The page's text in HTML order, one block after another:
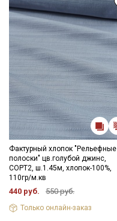
Фактурный хлопок "Рельефные
полоски" цв.голубой джинс,
СОРТ2, ш.1.45м, хлопок-100%,
110гр/м.кв
440 руб. 550 руб.
Только онлайн-заказ